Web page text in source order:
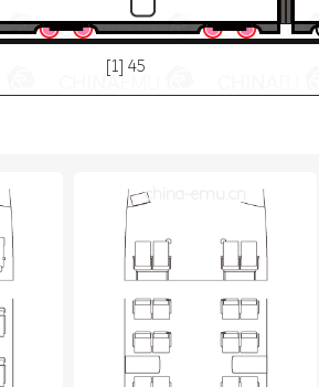
[1] 45
china-emu.cn